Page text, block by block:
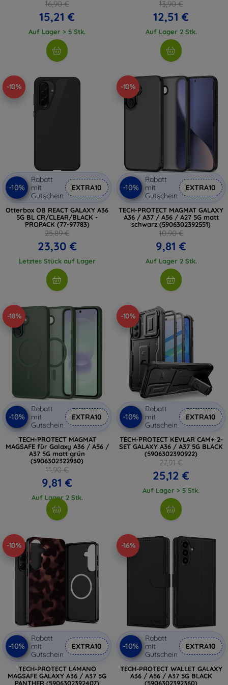
16,90 €
15,21 €
Auf Lager > 5 Stk.
13,90 €
12,51 €
Auf Lager 2 Stk.
-10%
-10%
Rabatt
mit
Gutschein
EXTRA10
Otterbox OB REACT GALAXY A36
5G BL CR/CLEAR/BLACK -
PROPACK (77-97783)
25,89 €
23,30 €
Letztes Stück auf Lager
-10%
-10%
Rabatt
mit
Gutschein
EXTRA10
TECH-PROTECT MAGMAT GALAXY
A36 / A37 / A56 / A27 5G matt
schwarz (5906302392551)
10,90 €
9,81 €
Auf Lager 2 Stk.
-18%
-10%
Rabatt
mit
Gutschein
EXTRA10
TECH-PROTECT MAGMAT
MAGSAFE für Galaxy A36 / A56 /
A37 5G matt grün
(5906302322930)
11,90 €
9,81 €
Auf Lager 2 Stk.
-10%
-10%
Rabatt
mit
Gutschein
EXTRA10
TECH-PROTECT KEVLAR CAM+ 2-
SET GALAXY A36 / A37 5G BLACK
(5906302390922)
27,91 €
25,12 €
Auf Lager > 5 Stk.
-10%
-10%
Rabatt
mit
Gutschein
EXTRA10
TECH-PROTECT LAMANO
MAGSAFE GALAXY A36 / A37 5G
PANTHER (5906302392407)
-16%
-10%
Rabatt
mit
Gutschein
EXTRA10
TECH-PROTECT WALLET GALAXY
A36 / A56 / A37 5G BLACK
(5906302392360)